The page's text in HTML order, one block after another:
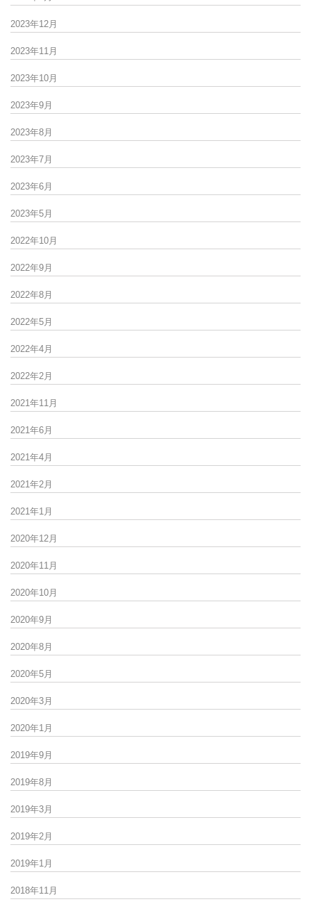
2023年12月
2023年11月
2023年10月
2023年9月
2023年8月
2023年7月
2023年6月
2023年5月
2022年10月
2022年9月
2022年8月
2022年5月
2022年4月
2022年2月
2021年11月
2021年6月
2021年4月
2021年2月
2021年1月
2020年12月
2020年11月
2020年10月
2020年9月
2020年8月
2020年5月
2020年3月
2020年1月
2019年9月
2019年8月
2019年3月
2019年2月
2019年1月
2018年11月